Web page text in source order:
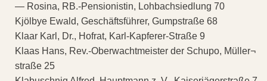
— Rosina, RB.-Pensionistin, Lohbachsiedlung 70
Kjölbye Ewald, Geschäftsführer, Gumpstraße 68
Klaar Karl, Dr., Hofrat, Karl-Kapferer-Straße 9
Klaas Hans, Rev.-Oberwachtmeister der Schupo, Müller¬
straße 25